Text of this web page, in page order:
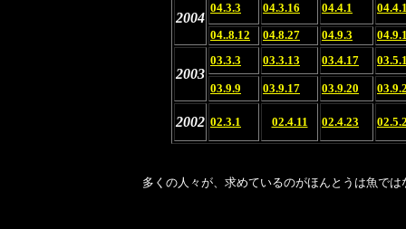
2004
04.3.3 04.3.16 04.4.1
04..8.12
04.8.27 04.9.3
2003
03.3.3 03.3.13 03.4.17
03.9.9 03.9.17 03.9.20
2002 02.3.1 02.4.11 02.4.23
多くの人々が、求めているのがほんとうは魚で